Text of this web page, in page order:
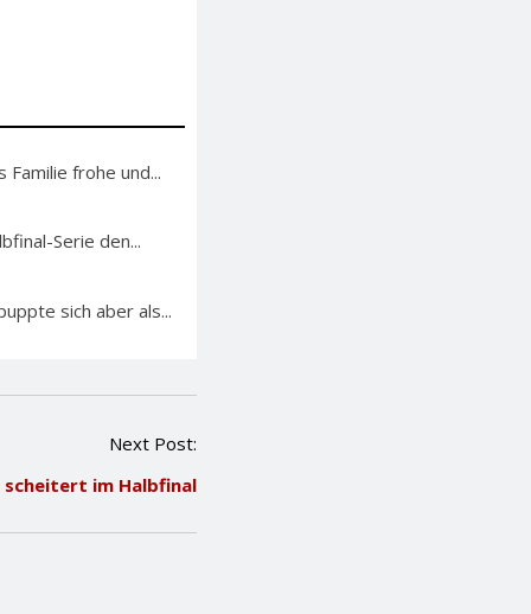
frohe und...
Serie den...
sich aber als...
Next Post:
scheitert im Halbfinal